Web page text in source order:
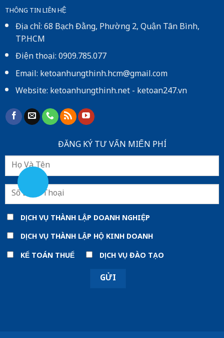
THÔNG TIN LIÊN HỆ
Địa chỉ: 68 Bạch Đằng, Phường 2, Quận Tân Bình,
TP.HCM
Điện thoại: 0909.785.077
Email: ketoanhungthinh.hcm@gmail.com
Website:ketoanhungthinh.net-ketoan247.vn
ĐĂNG KÝ TƯ VẤN MIẾN PHÍ
DỊCH VỤ THÀNH LẬP DOANH NGHIỆP
DỊCH VỤ THÀNH LẬP HỘ KINH DOANH
KẾ TOÁN THUẾ
DỊCH VỤ ĐÀO TẠO